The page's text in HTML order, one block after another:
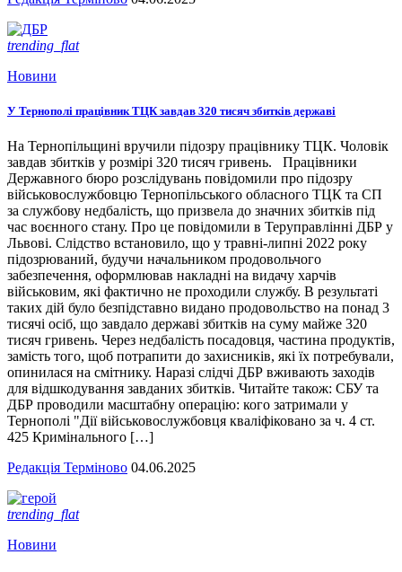
trending_flat
Новини
У Тернополі працівник ТЦК завдав 320 тисяч збитків державі
На Тернопільщині вручили підозру працівнику ТЦК. Чоловік
завдав збитків у розмірі 320 тисяч гривень. Працівники
Державного бюро розслідувань повідомили про підозру
військовослужбовцю Тернопільського обласного ТЦК та СП
за службову недбалість, що призвела до значних збитків під
час воєнного стану. Про це повідомили в Теруправлінні ДБР у
Львові. Слідство встановило, що у травні-липні 2022 року
підозрюваний, будучи начальником продовольчого
забезпечення, оформлював накладні на видачу харчів
військовим, які фактично не проходили службу. В результаті
таких дій було безпідставно видано продовольство на понад 3
тисячі осіб, що завдало державі збитків на суму майже 320
тисяч гривень. Через недбалість посадовця, частина продуктів,
замість того, щоб потрапити до захисників, які їх потребували,
опинилася на смітнику. Наразі слідчі ДБР вживають заходів
для відшкодування завданих збитків. Читайте також: СБУ та
ДБР проводили масштабну операцію: кого затримали у
Тернополі "Дії військовослужбовця кваліфіковано за ч. 4 ст.
425 Кримінального […]
Редакція Терміново 04.06.2025
trending_flat
Новини